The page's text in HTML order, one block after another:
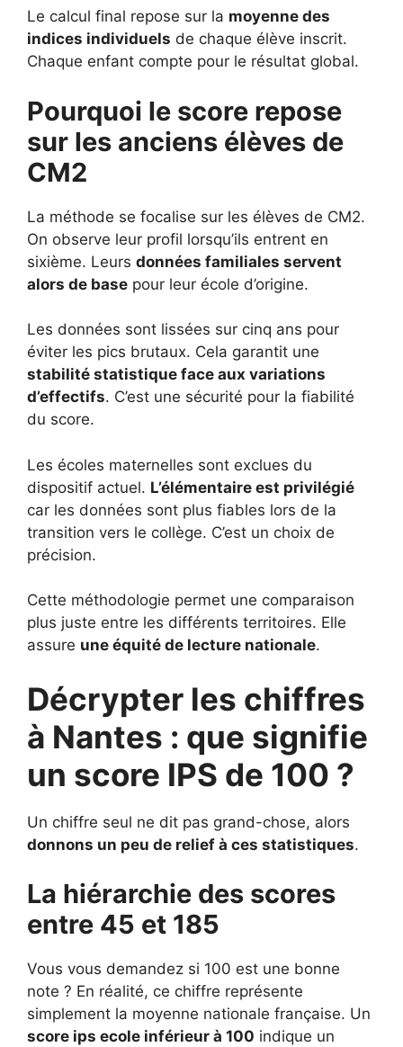
Le calcul final repose sur la moyenne des
indices individuels de chaque élève inscrit.
Chaque enfant compte pour le résultat global.
Pourquoi le score repose
sur les anciens élèves de
CM2
La méthode se focalise sur les élèves de CM2.
On observe leur profil lorsqu’ils entrent en
sixième. Leurs données familiales servent
alors de base pour leur école d’origine.
Les données sont lissées sur cinq ans pour
éviter les pics brutaux. Cela garantit une
stabilité statistique face aux variations
d’effectifs. C’est une sécurité pour la fiabilité
du score.
Les écoles maternelles sont exclues du
dispositif actuel. L’élémentaire est privilégié
car les données sont plus fiables lors de la
transition vers le collège. C’est un choix de
précision.
Cette méthodologie permet une comparaison
plus juste entre les différents territoires. Elle
assure une équité de lecture nationale.
Décrypter les chiffres
à Nantes : que signifie
un score IPS de 100 ?
Un chiffre seul ne dit pas grand-chose, alors
donnons un peu de relief à ces statistiques.
La hiérarchie des scores
entre 45 et 185
Vous vous demandez si 100 est une bonne
note ? En réalité, ce chiffre représente
simplement la moyenne nationale française. Un
score ips ecole inférieur à 100 indique un